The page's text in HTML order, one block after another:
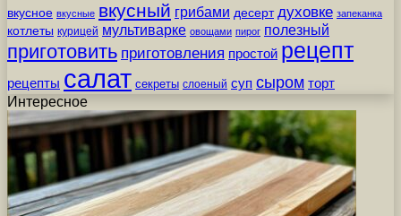
вкусное вкусные вкусный грибами десерт духовке запеканка
котлеты курицей мультиварке овощами пирог полезный
приготовить приготовления простой рецепт
рецепты салат секреты слоеный суп сыром торт
Интересное